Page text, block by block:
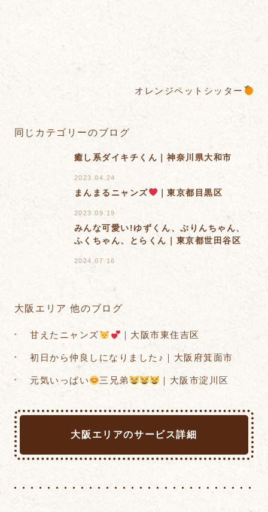
オレンジペットシッター
同じカテゴリーのブログ
癒し系ダイキチくん｜神奈川県大和市
2023.04.24
まんまるニャンズ ｜東京都目黒区
2023.09.19
みんな可愛い!ゆずくん、ぷりんちゃん、
ふくちゃん、とらくん｜東京都世田谷区
2024.07.16
大阪エリア 他のブログ
甘えたニャンズ ｜大阪市東住吉区
​初日から仲良しになりました♪｜大阪府箕面市
元気いっぱい 三兄弟 ｜大阪市淀川区
大阪エリアのサービス詳細